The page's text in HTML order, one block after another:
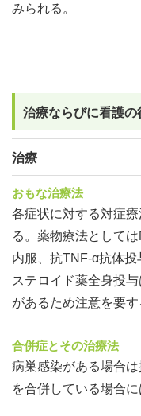
みられる。
治療ならびに看護の
治療
おもな治療法
各症状に対する対症
る。薬物療法として
内服、抗TNF-α抗体投
ステロイド薬全身投
があるため注意を要す
合併症とその治療法
病巣感染がある場合
を合併している場合